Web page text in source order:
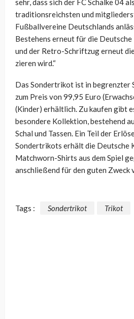
sehr, dass sich der FC Schalke 04
traditionsreichsten und
Fußballvereine Deutschlands
Bestehens erneut für die
und der Retro-Schriftzug erneut
zieren wird.“
Das Sondertrikot ist in begrenzter
zum Preis von 99,95 Euro
(Kinder) erhältlich. Zu kaufen gibt
besondere Kollektion, bestehend
Schal und Tassen. Ein Teil der
Sondertrikots erhält die Deutsche
Matchworn-Shirts aus dem Spiel
anschließend für den guten Zweck
Tags : Sondertrikot Trikot